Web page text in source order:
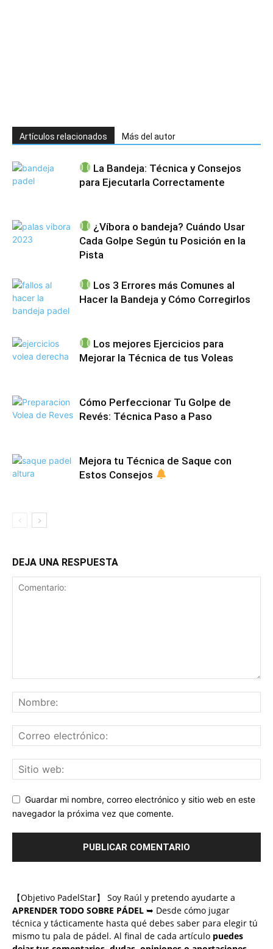
Artículos relacionados Más del autor
La Bandeja: Técnica y Consejos
para Ejecutarla Correctamente
¿Víbora o bandeja? Cuándo Usar
Cada Golpe Según tu Posición en la
Pista
Los 3 Errores más Comunes al
Hacer la Bandeja y Cómo Corregirlos
Los mejores Ejercicios para
Mejorar la Técnica de tus Voleas
Cómo Perfeccionar Tu Golpe de
Revés: Técnica Paso a Paso
Mejora tu Técnica de Saque con
Estos Consejos
DEJA UNA RESPUESTA
Guardar mi nombre, correo electrónico y sitio web en este
navegador la próxima vez que comente.
【Objetivo PadelStar】 Soy Raúl y pretendo ayudarte a
APRENDER TODO SOBRE PÁDEL ➥ Desde cómo jugar
técnica y tácticamente hasta qué debes saber para elegir tú
mismo tu pala de pádel. Al final de cada artículo puedes